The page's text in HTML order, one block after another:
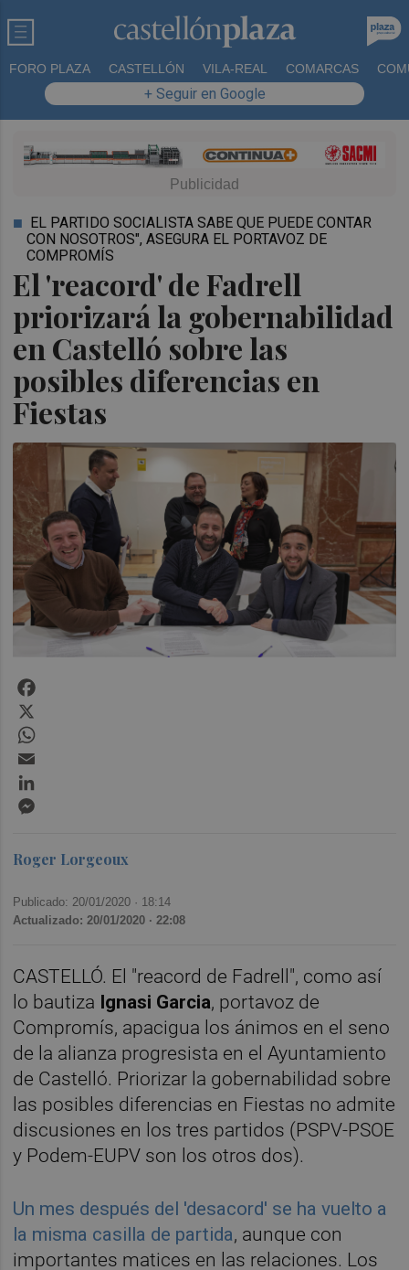
FORO PLAZA CASTELLÓN VILA-REAL COMARCAS
+ Seguir en Google
El 'reacord' de Fadrell
priorizará la gobernabilidad
en Castelló sobre las
posibles diferencias en
Fiestas
EL PARTIDO SOCIALISTA SABE QUE PUEDE CONTAR
CON NOSOTROS", ASEGURA EL PORTAVOZ DE
COMPROMÍS
Roger Lorgeoux
Publicado: 20/01/2020 · 18:14
Actualizado: 20/01/2020 · 22:08
CASTELLÓ. El "reacord de Fadrell", como así
lo bautiza Ignasi Garcia, portavoz de
Compromís, apacigua los ánimos en el seno
de la alianza progresista en el Ayuntamiento
de Castelló. Priorizar la gobernabilidad sobre
las posibles diferencias en Fiestas no admite
discusiones en los tres partidos (PSPV-PSOE
y Podem-EUPV son los otros dos).
Un mes después del 'desacord' se ha vuelto a
la misma casilla de partida, aunque con
importantes matices en las relaciones. Los